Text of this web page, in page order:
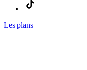
Les plans